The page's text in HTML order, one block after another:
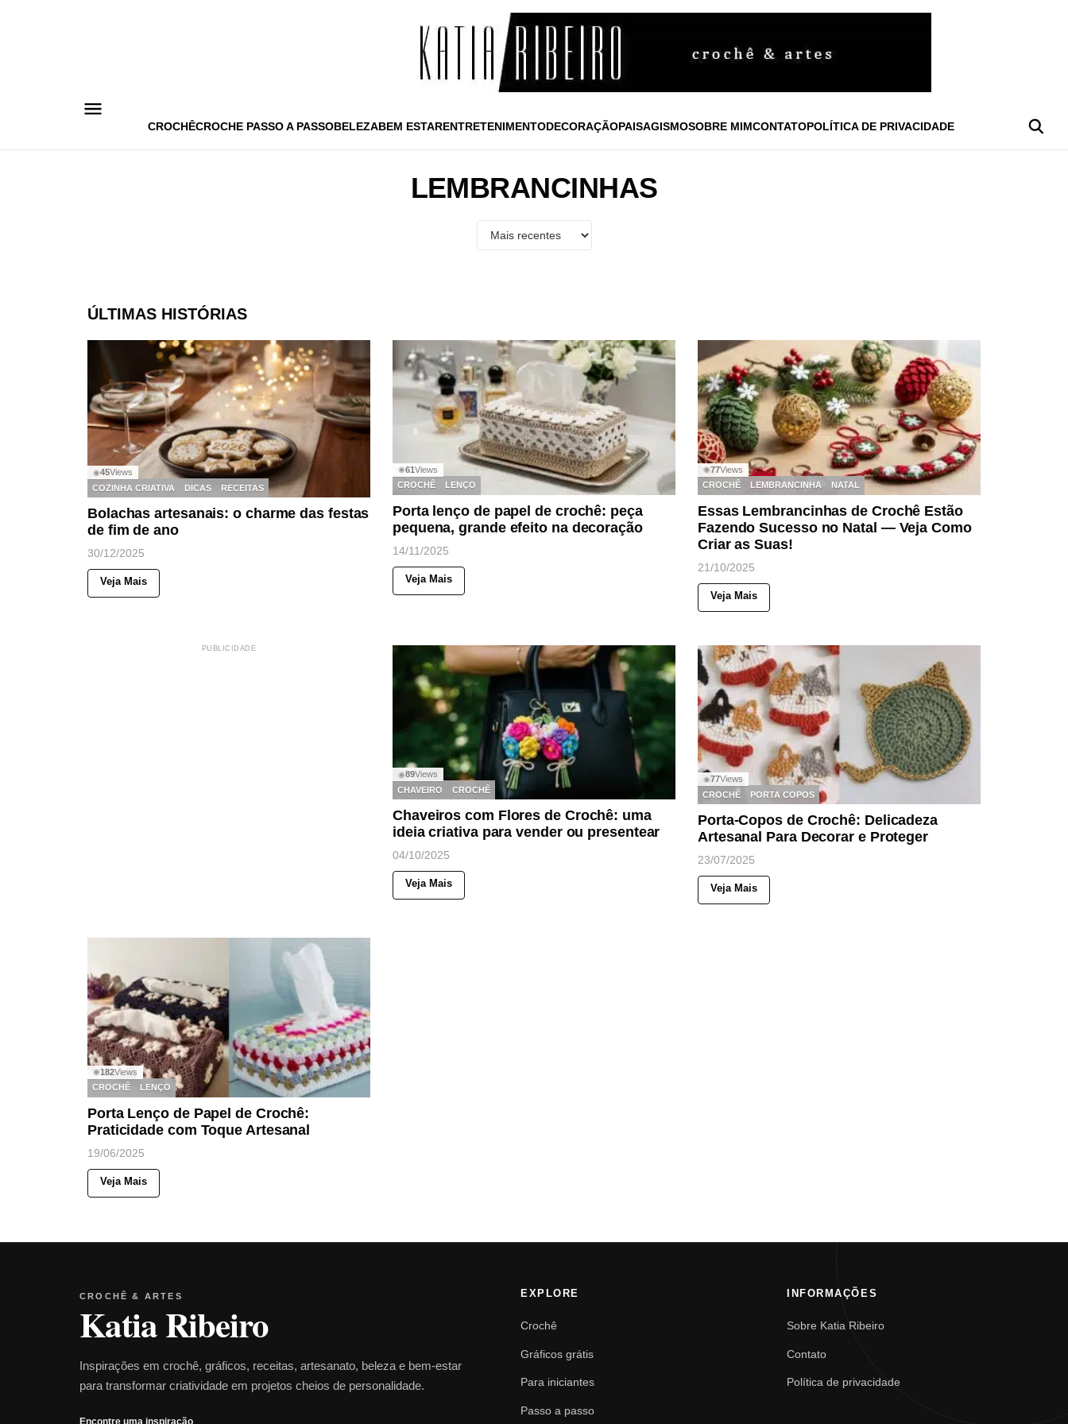
CROCHÊCROCHE PASSO A PASSOBELEZABEM ESTARENTRETENIMENTODECORAÇÃOPAISAGISMOSOBRE MIMCONTATOPOLÍTICA DE PRIVACIDADE
LEMBRANCINHAS
ÚLTIMAS HISTÓRIAS
◉45Views
COZINHA CRIATIVA
DICAS RECEITAS
Bolachas artesanais: o charme das festas
de fim de ano
30/12/2025
Veja Mais
◉61Views
CROCHÊ
LENÇO
Porta lenço de papel de crochê: peça
pequena, grande efeito na decoração
14/11/2025
Veja Mais
◉77Views
CROCHÊ
LEMBRANCINHA NATAL
Essas Lembrancinhas de Crochê Estão
Fazendo Sucesso no Natal — Veja Como
Criar as Suas!
21/10/2025
Veja Mais
PUBLICIDADE
◉89Views
CHAVEIRO
CROCHÊ
Chaveiros com Flores de Crochê: uma
ideia criativa para vender ou presentear
04/10/2025
Veja Mais
◉77Views
CROCHÊ
PORTA COPOS
Porta-Copos de Crochê: Delicadeza
Artesanal Para Decorar e Proteger
23/07/2025
Veja Mais
◉182Views
CROCHÊ
LENÇO
Porta Lenço de Papel de Crochê:
Praticidade com Toque Artesanal
19/06/2025
Veja Mais
CROCHÊ & ARTES
Katia Ribeiro
Inspirações em crochê, gráficos, receitas, artesanato, beleza e bem-estar
para transformar criatividade em projetos cheios de personalidade.
Encontre uma inspiração
EXPLORE
Crochê
Gráficos grátis
Para iniciantes
Passo a passo
INFORMAÇÕES
Sobre Katia Ribeiro
Contato
Política de privacidade